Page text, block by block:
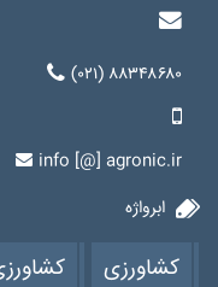
(۰۲۱) ۸۸۳۴۸۶۸۰
info [@] agronic.ir
ابرواژه
کشاورزی